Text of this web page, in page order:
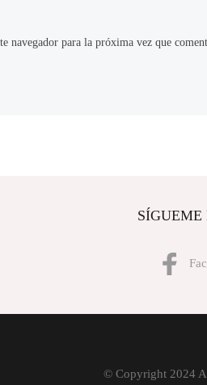
navegador para la próxima vez que
SÍGUEME
© Copyright 2024